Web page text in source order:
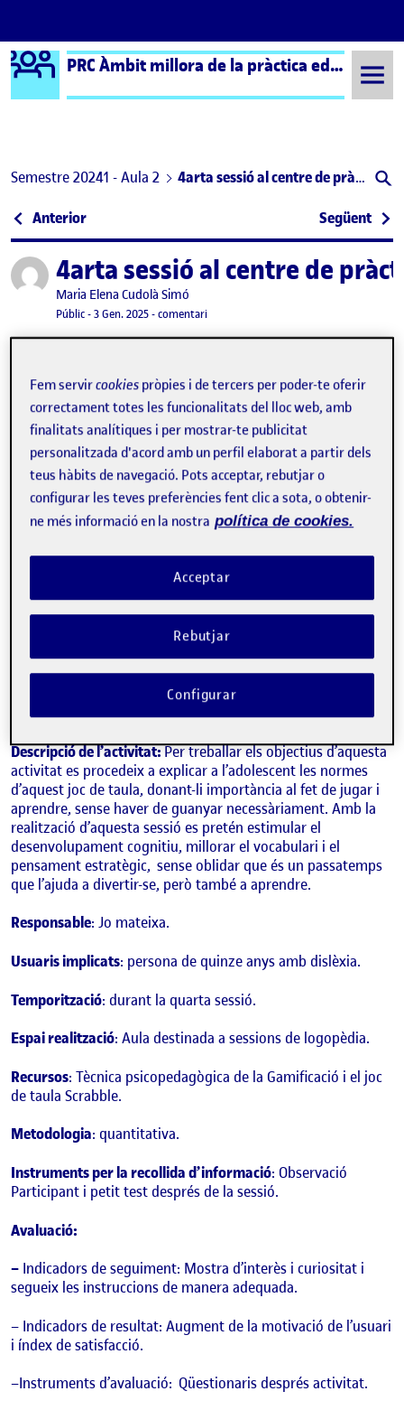
Saltar al contingut
Logo Ágora PRC Àmbit millora de la pràctica educativa (formal) – Aula 2
Semestre 20241 - Aula 2 4arta sessió al centre de pràctiques
Navegació d'entrades
Anterior: Repte 3 Següent:
Publicat per4arta sessió al centre de
Publicat per
Maria Elena Cudolà Simó
Visibilitat:
Públic-Data de publicació
3 Gen. 202511 gener, 2025 5:02 pm
-comentariel 4arta sessió al centre de pràctiques
Títol de l’entrada:Desenvolupament cognitiu i motivació per
les habilitats lingüístiques (divendres 03/01/25).
Durant la primera setmana de gener he continuat amb
l’execució de les activitats que he proposat a l’anterior repte
amb els infants i també adolescents assignats durant les
meves hores de pràctiques al centre Guia i Educa. Aquest
molt satisfeta amb els resultats d’aquesta sessió.
Justificació teòrica:Involucrar a l’usuari en el seu propi
aprenentatge.
Material:Joc educatiu Scrabble.
: Estimular el desenvolupament
cognitiu i millorar les capacitats lingüístiques.
Descripció de l’activitat:Per treballar els objectius d’aquesta
activitat es procedeix a explicar a l’adolescent les normes
d’aquest joc de taula, donant-li importància al fet de jugar i
aprendre, sense haver de guanyar necessàriament. Amb la
realització d’aquesta sessió es pretén estimular el
desenvolupament cognitiu, millorar el vocabulari i el
pensament estratègic, sense oblidar que és un passatemps
que l’ajuda a divertir-se, però també a aprendre.
Responsable: Jo mateixa.
Usuaris implicats: persona de quinze anys amb dislèxia.
Temporització: durant la quarta sessió.
Espai realització: Aula destinada a sessions de logopèdia.
Recursos: Tècnica psicopedagògica de la Gamificació i el joc
de taula Scrabble.
Metodologia: quantitativa.
Instruments per la recollida d’informació: Observació
Participant i petit test després de la sessió.
Avaluació:
– Indicadors de seguiment: Mostra d’interès i curiositat i
segueix les instruccions de manera adequada.
– Indicadors de resultat: Augment de la motivació de l’usuari
i índex de satisfacció.
–Instruments d’avaluació: Qüestionaris després activitat.
Fem servircookies pròpies i de tercers per poder-te oferir
correctament totes les funcionalitats del lloc web, amb
finalitats analítiques i per mostrar-te publicitat
personalitzada d'acord amb un perfil elaborat a partir dels
teus hàbits de navegació. Pots acceptar, rebutjar o
configurar les teves preferències fent clic a sota, o obtenir-
ne més informació en la nostra política de cookies.
Rebutjar
Acceptar
Configurar